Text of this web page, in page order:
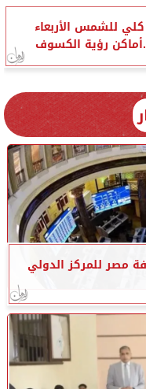
للشمس الأربعاء
رؤية الكسوف
مصر للمركز الدولي